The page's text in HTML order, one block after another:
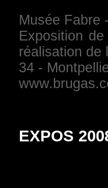
Musée Fabre
Exposition
réalisation de
34 -
EXPOS